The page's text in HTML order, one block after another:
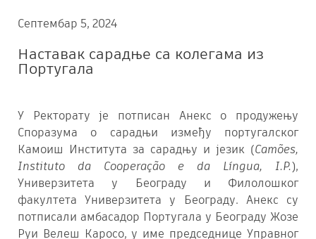
Септембар 5, 2024
Наставак сарадње са колегама из
Португала
У Ректорату је потписан Анекс о продужењу
Споразума о сарадњи између португалског
Камоиш Института за сарадњу и језик (Camões,
Instituto da Cooperação e da Língua, I.P.),
Универзитета у Београду и Филолошког
факултета Универзитета у Београду. Анекс су
потписали амбасадор Португала у Београду Жозе
Руи Велеш Каросо, у име председнице Управног